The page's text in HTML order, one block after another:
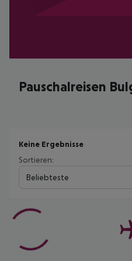
Pauschalreisen
Keine Ergebnisse
Sortieren:
Beliebteste